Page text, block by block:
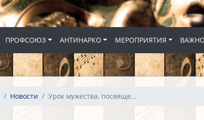
ПРОФСОЮЗ АНТИНАРКО МЕРОПРИЯТИЯ ВАЖНО
Новости Урок мужества, посвяще...